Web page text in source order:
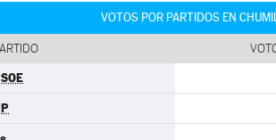
VOTOS POR PARTIDOS EN